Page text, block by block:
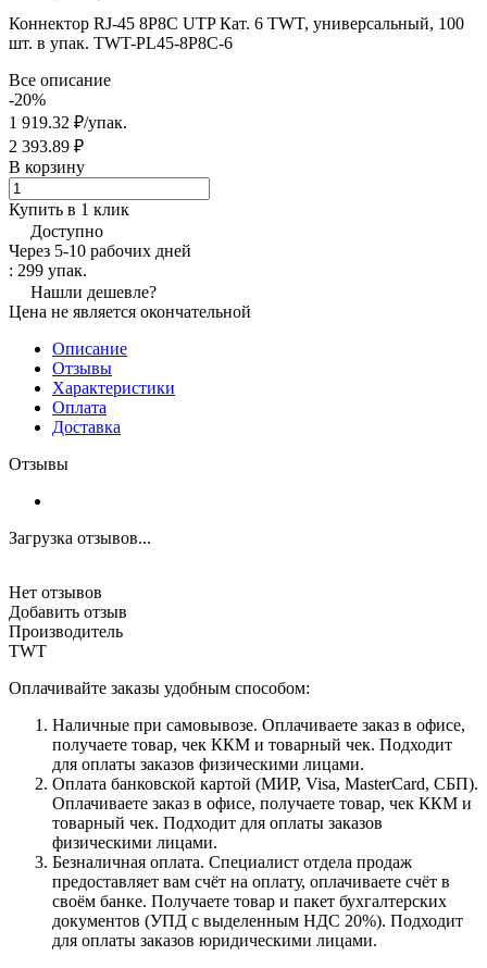
Коннектор RJ-45 8P8C UTP Кат. 6 TWT, универсальный, 100
шт. в упак. TWT-PL45-8P8C-6
Все описание
-20%
1 919.32 ₽/упак.
2 393.89 ₽
В корзину
Купить в 1 клик
Доступно
Через 5-10 рабочих дней
: 299 упак.
Нашли дешевле?
Цена не является окончательной
Описание
Отзывы
Характеристики
Оплата
Доставка
Отзывы
Загрузка отзывов...
Нет отзывов
Добавить отзыв
Производитель
TWT
Оплачивайте заказы удобным способом:
Наличные при самовывозе. Оплачиваете заказ в офисе,
получаете товар, чек ККМ и товарный чек. Подходит
для оплаты заказов физическими лицами.
Оплата банковской картой (МИР, Visa, MasterCard, СБП).
Оплачиваете заказ в офисе, получаете товар, чек ККМ и
товарный чек. Подходит для оплаты заказов
физическими лицами.
Безналичная оплата. Специалист отдела продаж
предоставляет вам счёт на оплату, оплачиваете счёт в
своём банке. Получаете товар и пакет бухгалтерских
документов (УПД с выделенным НДС 20%). Подходит
для оплаты заказов юридическими лицами.